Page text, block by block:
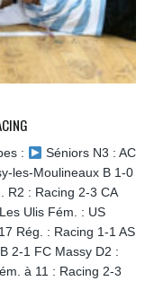
:
Séniors N3 : AC
les-Moulineaux B 1-0
R2 : Racing 2-3 CA
Ulis Fém. : US
Rég. : Racing 1-1 AS
2-1 FC Massy D2 :
à 11 : Racing 2-3